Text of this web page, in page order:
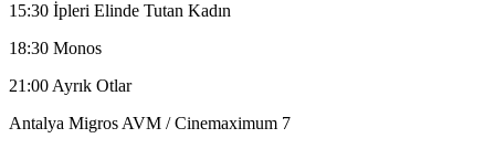
15:30 İpleri Elinde Tutan Kadın
18:30 Monos
21:00 Ayrık Otlar
Antalya Migros AVM / Cinemaximum 7